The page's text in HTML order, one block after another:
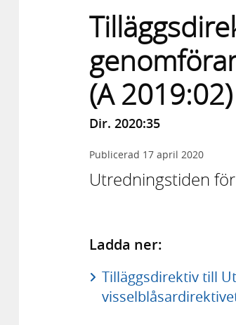
(A 2019:02)
Dir. 2020:35
Publicerad 17 april 2020
Utredningstiden
Ladda ner:
Tilläggsdirektiv till